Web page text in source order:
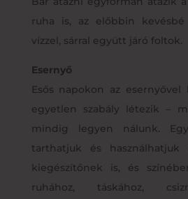
ruha is, az előbbin
vízzel, sárral együtt járó foltok.
Esernyő
Esős napokon az esernyővel
egyetlen szabály létezik –
mindig legyen nálunk.
tarthatjuk és használhatjuk
kiegészítőnek is, és
ruhához, táskához,